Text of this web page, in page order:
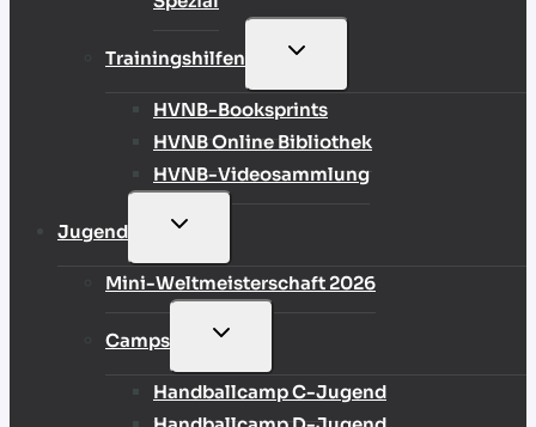
Trainingshilfen
UNTERMENÜ
HVNB-Booksprints
HVNB Online Bibliothek
HVNB-Videosammlung
Jugend
UNTERMENÜ
Mini-Weltmeisterschaft 2026
Camps
UNTERMENÜ
Handballcamp C-Jugend